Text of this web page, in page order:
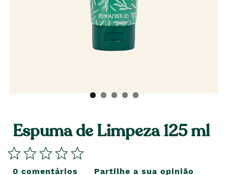
Espuma de Limpeza 125 ml
0 comentários Partilhe a sua opinião